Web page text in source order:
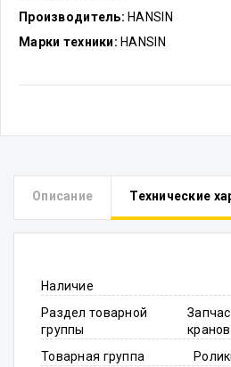
Производитель: HANSIN
Марки техники: HANSIN
Описание Технические
Наличие
Раздел товарной
группы
кранов
Товарная группа